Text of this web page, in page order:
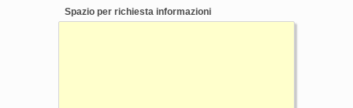
Spazio per richiesta informazioni